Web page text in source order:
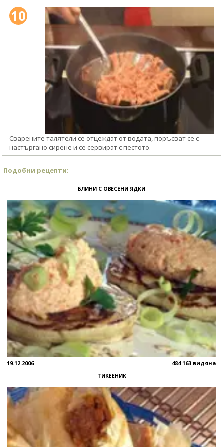
10
Сварените талятели се отцеждат от водата, поръсват се с
настъргано сирене и се сервират с пестото.
Подобни рецепти:
БЛИНИ С ОВЕСЕНИ ЯДКИ
19.12.2006 484 163 видяна
ТИКВЕНИК